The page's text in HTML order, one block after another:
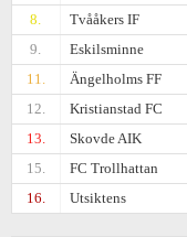
8.
Tvååkers IF
9.
Eskilsminne
11.
Ängelholms FF
12.
Kristianstad FC
13.
Skovde AIK
15.
FC Trollhattan
16.
Utsiktens